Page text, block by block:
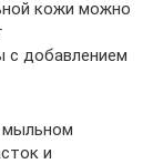
кожи можно
с добавлением
мыльном
и